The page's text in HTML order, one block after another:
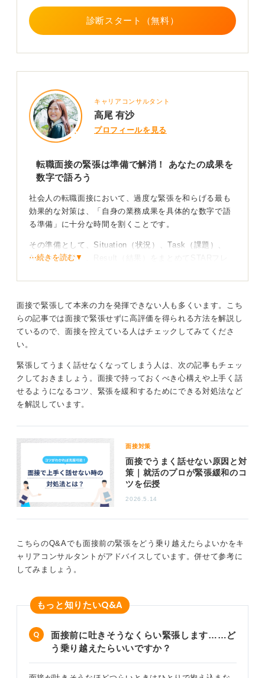
ん。「少し緊張していますが、よろしくお願いします」
と正直に伝えても大丈夫です。
よく知るための会話」ととらえてください。選ばれる側
もしそれでも緊張してしまったら、ゆっくり3回深呼吸を
すると気持ちが落ち着きます。面接が終わった後も、う
まく話せなかった点などを振り返り、次の改善につなげ
てください。
0
診断スタート（無料）
キャリアコンサルタント
高尾 有沙
プロフィールを見る
転職面接の緊張は準備で解消！ あなたの成果を
数字で語ろう
社会人の転職面接において、過度な緊張を和らげる最も
効果的な対策は、「自身の業務成果を具体的な数字で語
る準備」に十分な時間を割くことです。
その準備として、Situation（状況）、Task（課題）、
Action（行動）、Result（結果）をまとめてSTARフレ
造的に整理しておくことをおすすめします。
整理したエピソードをもとに、スマートフォンなどで自
身の面接練習を録画し、繰り返し反復練習をおこないま
す。これにより、「何を話すべきか」という思考プロセ
腹式呼吸でリラックス！ 安定した声量で面接に臨も
う
おこなうといった、身体的なアプローチを取り入れるこ
とで、交感神経の過度な緊張が緩和され、声量も安定し
やすくなります。この方法は、話す内容だけでなく、姿
勢、呼吸、視線という非言語的な要素も整える効果が期
待できます。
⋯続きを読む▼
面接で緊張して本来の力を発揮できない人も多くいます。こち
らの記事では面接で緊張せずに高評価を得られる方法を解説し
ているので、面接を控えている人はチェックしてみてくださ
い。
緊張してうまく話せなくなってしまう人は、次の記事もチェッ
クしておきましょう。面接で持っておくべき心構えや上手く話
せるようになるコツ、緊張を緩和するためにできる対処法など
を解説しています。
面接対策
面接でうまく話せない原因と対
策｜就活のプロが緊張緩和のコ
ツを伝授
2026.5.14
こちらのQ&Aでも面接前の緊張をどう乗り越えたらよいかをキ
ャリアコンサルタントがアドバイスしています。併せて参考に
してみましょう。
もっと知りたいQ&A
面接前に吐きそうなくらい緊張します……ど
う乗り越えたらいいですか？